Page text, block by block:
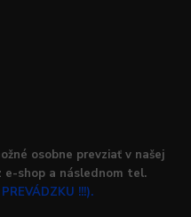
osobne prevziať v našej
e-shop a následnom tel.
!!!).